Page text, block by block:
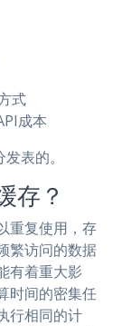
式
成本
表的。
存？
重复使用，存
繁访问的数据
有着重大影
时间的密集任
行相同的计